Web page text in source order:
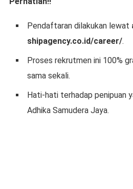
Pendaftaran dilakukan lewat
shipagency.co.id/career/.
Proses rekrutmen ini 100%
sama sekali.
Hati-hati terhadap penipuan
Adhika Samudera Jaya.